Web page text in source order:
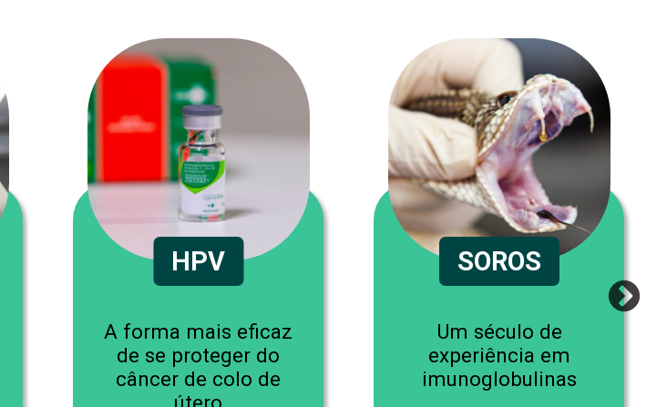
HPV
A forma mais eficaz
de se proteger do
câncer de colo de
SOROS
Um século de
experiência em
imunoglobulinas